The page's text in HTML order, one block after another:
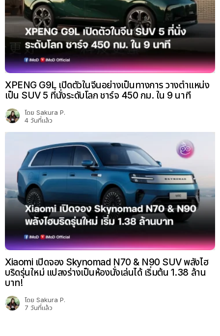
XPENG G9L เปิดตัวในจีนอย่างเป็นทางการ วางตำแหน่ง
เป็น SUV 5 ที่นั่งระดับโลก ชาร์จ 450 กม. ใน 9 นาที
โดย Sakura P.
4 วันที่แล้ว
Xiaomi เปิดจอง Skynomad N70 & N90 SUV พลังไฮ
บริดรุ่นใหม่ แปลงร่างเป็นห้องนั่งเล่นได้ เริ่มต้น 1.38 ล้าน
บาท!
โดย Sakura P.
7 วันที่แล้ว